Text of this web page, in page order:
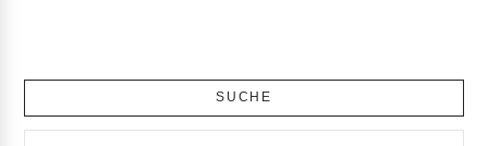
SUCHE